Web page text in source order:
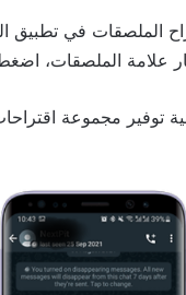
الملصقات في تطبيق
الملصقات، اضغط
توفير مجموعة